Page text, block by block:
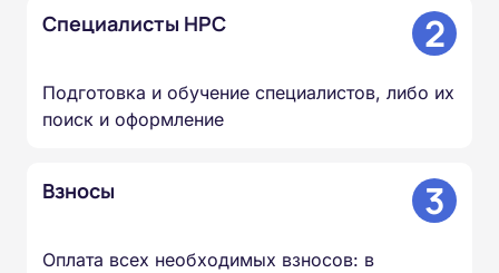
Специалисты НРС 2
Подготовка и обучение специалистов, либо их
поиск и оформление
Взносы 3
Оплата всех необходимых взносов: в